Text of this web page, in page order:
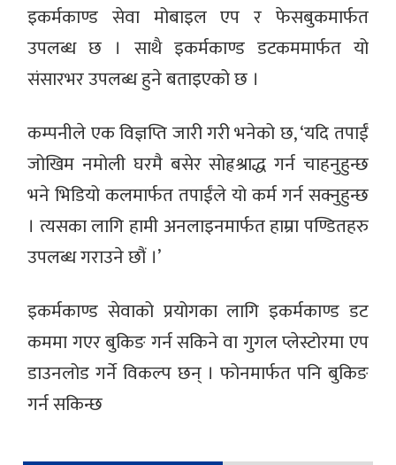
इकर्मकाण्ड सेवा मोबाइल एप र फेसबुकमार्फत
उपलब्ध छ । साथै इकर्मकाण्ड डटकममार्फत यो
संसारभर उपलब्ध हुने बताइएको छ ।
कम्पनीले एक विज्ञप्ति जारी गरी भनेको छ, ‘यदि तपाईं
जोखिम नमोली घरमै बसेर सोह्रश्राद्ध गर्न चाहनुहुन्छ
भने भिडियो कलमार्फत तपाईंले यो कर्म गर्न सक्नुहुन्छ
। त्यसका लागि हामी अनलाइनमार्फत हाम्रा पण्डितहरु
उपलब्ध गराउने छौं ।’
इकर्मकाण्ड सेवाको प्रयोगका लागि इकर्मकाण्ड डट
कममा गएर बुकिङ गर्न सकिने वा गुगल प्लेस्टोरमा एप
डाउनलोड गर्ने विकल्प छन् । फोनमार्फत पनि बुकिङ
गर्न सकिन्छ